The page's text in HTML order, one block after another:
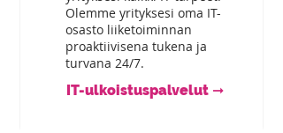
Olemme yrityksesi oma IT-
osasto liiketoiminnan
proaktiivisena tukena ja
turvana 24/7.
IT-ulkoistuspalvelut ➞